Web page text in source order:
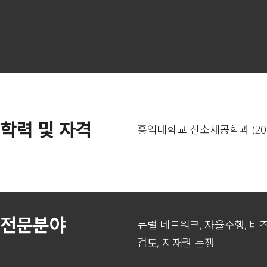
학력 및 자격 홍익대학교 신소재공학과
전문분야
뉴럴 네트워크, 자율주행, 비
검토, 지재권 분쟁